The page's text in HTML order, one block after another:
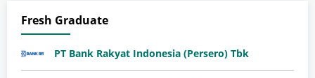
Fresh Graduate
PT Bank Rakyat Indonesia (Persero) Tbk